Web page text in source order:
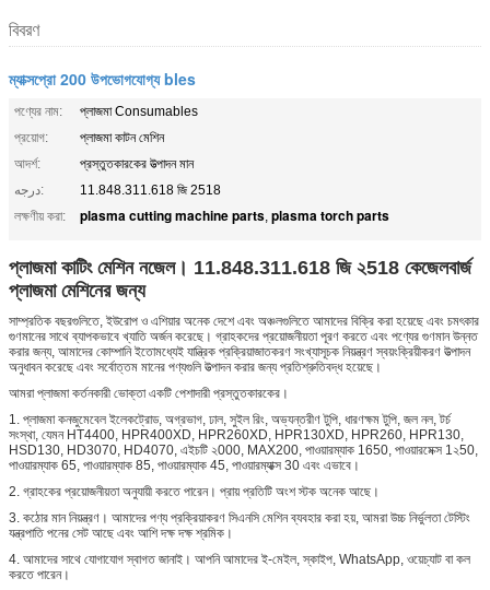
বিবরণ
ম্যাক্সপ্রো 200 উপভোগযোগ্য bles
পণ্যের নাম:
প্লাজমা Consumables
প্রয়োগ:
প্লাজমা কাটন মেশিন
আদর্শ:
প্রস্তুতকারকের উত্পাদন মান
درجه:
11.848.311.618 জি 2518
লক্ষণীয় করা:
plasma cutting machine parts, plasma torch parts
প্লাজমা কাটিং মেশিন নজেল। 11.848.311.618 জি ২518 কেজেলবার্জ
প্লাজমা মেশিনের জন্য
সাম্প্রতিক বছরগুলিতে, ইউরোপ ও এশিয়ার অনেক দেশে এবং অঞ্চলগুলিতে আমাদের বিক্রি করা হয়েছে এবং চমৎকার
গুণমানের সাথে ব্যাপকভাবে খ্যাতি অর্জন করেছে। গ্রাহকদের প্রয়োজনীয়তা পূরণ করতে এবং পণ্যের গুণমান উন্নত
করার জন্য, আমাদের কোম্পানি ইতোমধ্যেই যান্ত্রিক প্রক্রিয়াজাতকরণ সংখ্যাসূচক নিয়ন্ত্রণ স্বয়ংক্রিয়ীকরণ উত্পাদন
অনুধাবন করেছে এবং সর্বোত্তম মানের পণ্যগুলি উত্পাদন করার জন্য প্রতিশ্রুতিবদ্ধ হয়েছে।
আমরা প্লাজমা কর্তনকারী ভোক্তা একটি পেশাদারী প্রস্তুতকারকের।
1. প্লাজমা কনজুমেবেল ইলেকট্রোড, অগ্রভাগ, ঢাল, সুইল রিং, অভ্যন্তরীণ টুপি, ধারণক্ষম টুপি, জল নল, টর্চ
সংস্থা, যেমন HT4400, HPR400XD, HPR260XD, HPR130XD, HPR260, HPR130,
HSD130, HD3070, HD4070, এইচটি ২000, MAX200, পাওয়ারম্যাক 1650, পাওয়ারমেক্স 1২50,
পাওয়ারম্যাক 65, পাওয়ারম্যাক 85, পাওয়ারম্যাক 45, পাওয়ারম্যাক্স 30 এবং এভাবে।
2. গ্রাহকের প্রয়োজনীয়তা অনুযায়ী করতে পারেন। প্রায় প্রতিটি অংশ স্টক অনেক আছে।
3. কঠোর মান নিয়ন্ত্রণ। আমাদের পণ্য প্রক্রিয়াকরণ সিএনসি মেশিন ব্যবহার করা হয়, আমরা উচ্চ নির্ভুলতা টেস্টিং
যন্ত্রপাতি পনের সেট আছে এবং আশি দক্ষ দক্ষ শ্রমিক।
4. আমাদের সাথে যোগাযোগ স্বাগত জানাই। আপনি আমাদের ই-মেইল, স্কাইপ, WhatsApp, ওয়েচ্যাট বা কল
করতে পারেন।